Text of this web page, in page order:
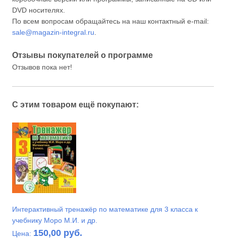
DVD носителях.
По всем вопросам обращайтесь на наш контактный e-mail:
sale@magazin-integral.ru
Отзывы покупателей о программе
Отзывов пока нет!
С этим товаром ещё покупают:
Интерактивный тренажёр по математике для 3 класса к
учебнику Моро М.И. и др.
Цена: 150,00 руб.